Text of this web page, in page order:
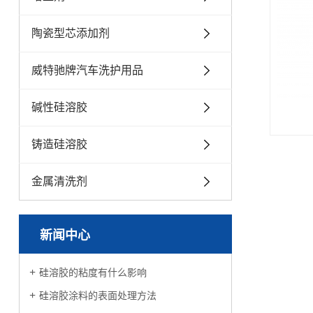
陶瓷型芯添加剂
威特驰牌汽车洗护用品
碱性硅溶胶
铸造硅溶胶
金属清洗剂
新闻中心
硅溶胶的粘度有什么影响
硅溶胶涂料的表面处理方法